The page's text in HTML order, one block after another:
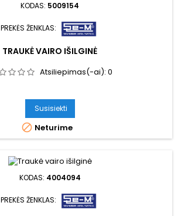
KODAS: 5009154
PREKĖS ŽENKLAS:
TRAUKĖ VAIRO IŠILGINĖ
Atsiliepimas(-ai): 0
Susisiekti
 Neturime
KODAS: 4004094
PREKĖS ŽENKLAS: